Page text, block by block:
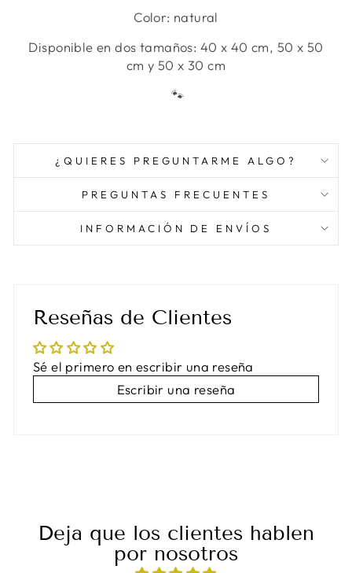
Color: natural
Disponible en dos tamaños: 40 x 40 cm, 50 x 50
cm y 50 x 30 cm
🐾
¿QUIERES PREGUNTARME ALGO?
PREGUNTAS FRECUENTES
INFORMACIÓN DE ENVÍOS
Reseñas de Clientes
Sé el primero en escribir una reseña
Escribir una reseña
Deja que los clientes hablen
por nosotros